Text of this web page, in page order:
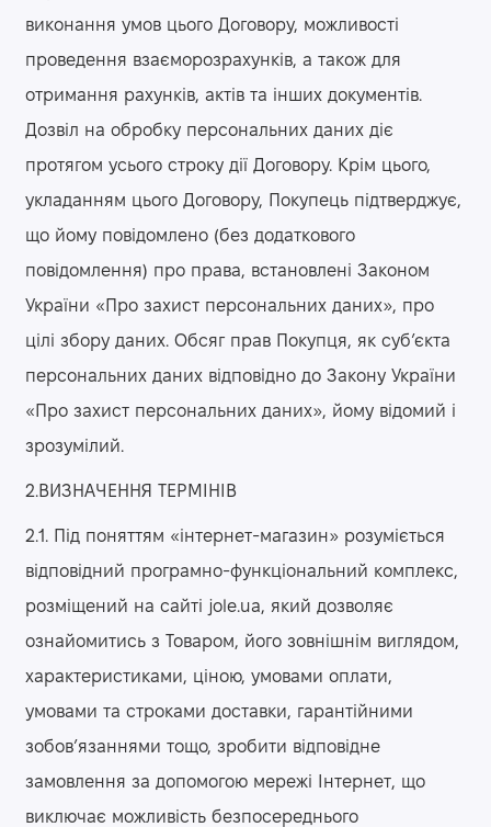
виконання умов цього Договору, можливості
проведення взаєморозрахунків, а також для
отримання рахунків, актів та інших документів.
Дозвіл на обробку персональних даних діє
протягом усього строку дії Договору. Крім цього,
укладанням цього Договору, Покупець підтверджує,
що йому повідомлено (без додаткового
повідомлення) про права, встановлені Законом
України «Про захист персональних даних», про
цілі збору даних. Обсяг прав Покупця, як суб’єкта
персональних даних відповідно до Закону України
«Про захист персональних даних», йому відомий і
зрозумілий.
2.ВИЗНАЧЕННЯ ТЕРМІНІВ
2.1. Під поняттям «інтернет-магазин» розуміється
відповідний програмно-функціональний комплекс,
розміщений на сайті jole.ua, який дозволяє
ознайомитись з Товаром, його зовнішнім виглядом,
характеристиками, ціною, умовами оплати,
умовами та строками доставки, гарантійними
зобов’язаннями тощо, зробити відповідне
замовлення за допомогою мережі Інтернет, що
виключає можливість безпосереднього